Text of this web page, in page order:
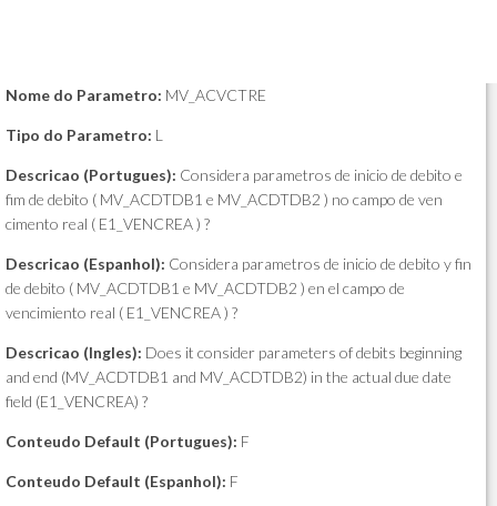
Nome do Parametro: MV_ACVCTRE
Tipo do Parametro: L
Descricao (Portugues): Considera parametros de inicio de debito e
fim de debito ( MV_ACDTDB1 e MV_ACDTDB2 ) no campo de ven
cimento real ( E1_VENCREA ) ?
Descricao (Espanhol): Considera parametros de inicio de debito y fin
de debito ( MV_ACDTDB1 e MV_ACDTDB2 ) en el campo de
vencimiento real ( E1_VENCREA ) ?
Descricao (Ingles): Does it consider parameters of debits beginning
and end (MV_ACDTDB1 and MV_ACDTDB2) in the actual due date
field (E1_VENCREA) ?
Conteudo Default (Portugues): F
Conteudo Default (Espanhol): F